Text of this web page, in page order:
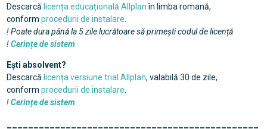
Descarcă licența educațională Allplanîn limba romană,
conform procedurii de instalare
! Poate dura până la 5 zile lucrătoare să primești codul de licență
!Cerințe de sistem
Ești absolvent?
Descarcă licența versiune trial Allplan, valabilă 30 de zile,
conform procedurii de instalare
!Cerințe de sistem